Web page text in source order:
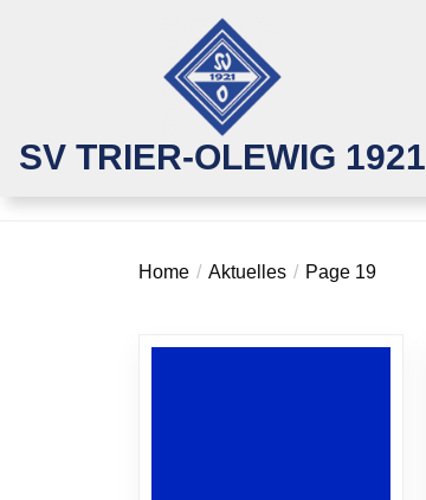
SV
TRIER-
OLEWIG
SV TRIER-OLEWIG 1921
Home Aktuelles Page 19